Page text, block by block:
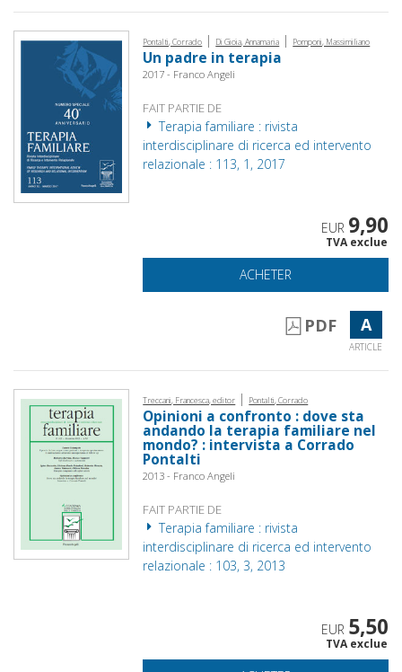
Pontalti, Corrado | Di Gioia, Annamaria | Pomponi, Massimiliano
Un padre in terapia
2017 - Franco Angeli
FAIT PARTIE DE
Terapia familiare : rivista
interdisciplinare di ricerca ed intervento
relazionale : 113, 1, 2017
EUR 9,90
TVA exclue
ACHETER
PDF A
ARTICLE
Treccani, Francesca, editor | Pontalti, Corrado
Opinioni a confronto : dove sta
andando la terapia familiare nel
mondo? : intervista a Corrado
Pontalti
2013 - Franco Angeli
FAIT PARTIE DE
Terapia familiare : rivista
interdisciplinare di ricerca ed intervento
relazionale : 103, 3, 2013
EUR 5,50
TVA exclue